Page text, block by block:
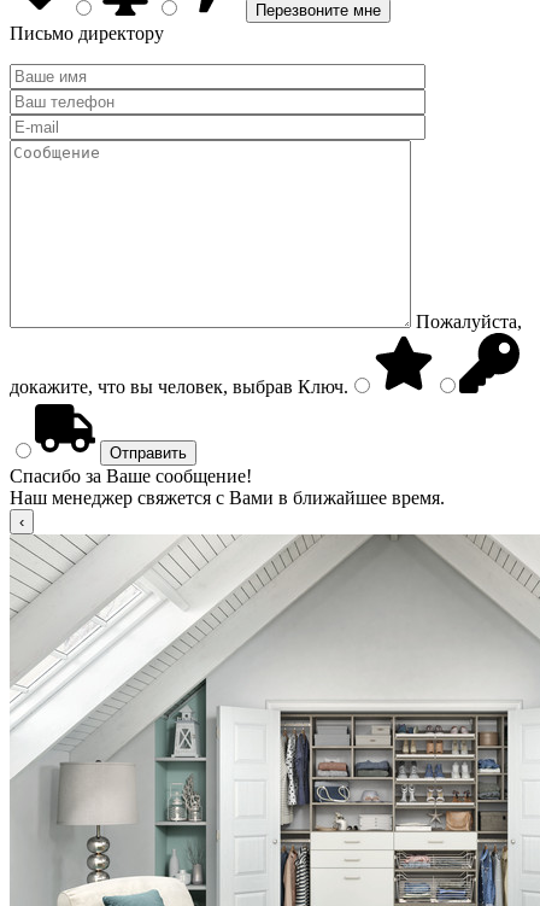
Письмо директору
Пожалуйста,
докажите, что вы человек, выбрав Ключ.
Спасибо за Ваше сообщение!
Наш менеджер свяжется с Вами в ближайшее время.